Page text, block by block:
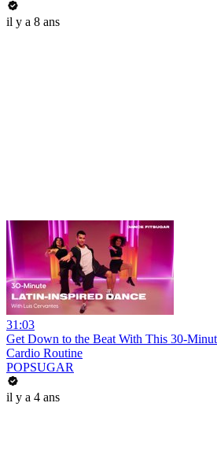
il y a 8 ans
31:03
Get Down to the Beat With This 30-
Cardio Routine
POPSUGAR
il y a 4 ans